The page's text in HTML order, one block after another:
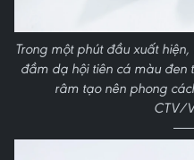
Trong một phút đầu xuất
đầm dạ hội tiên cá màu đen
râm tạo nên phong
CTV/